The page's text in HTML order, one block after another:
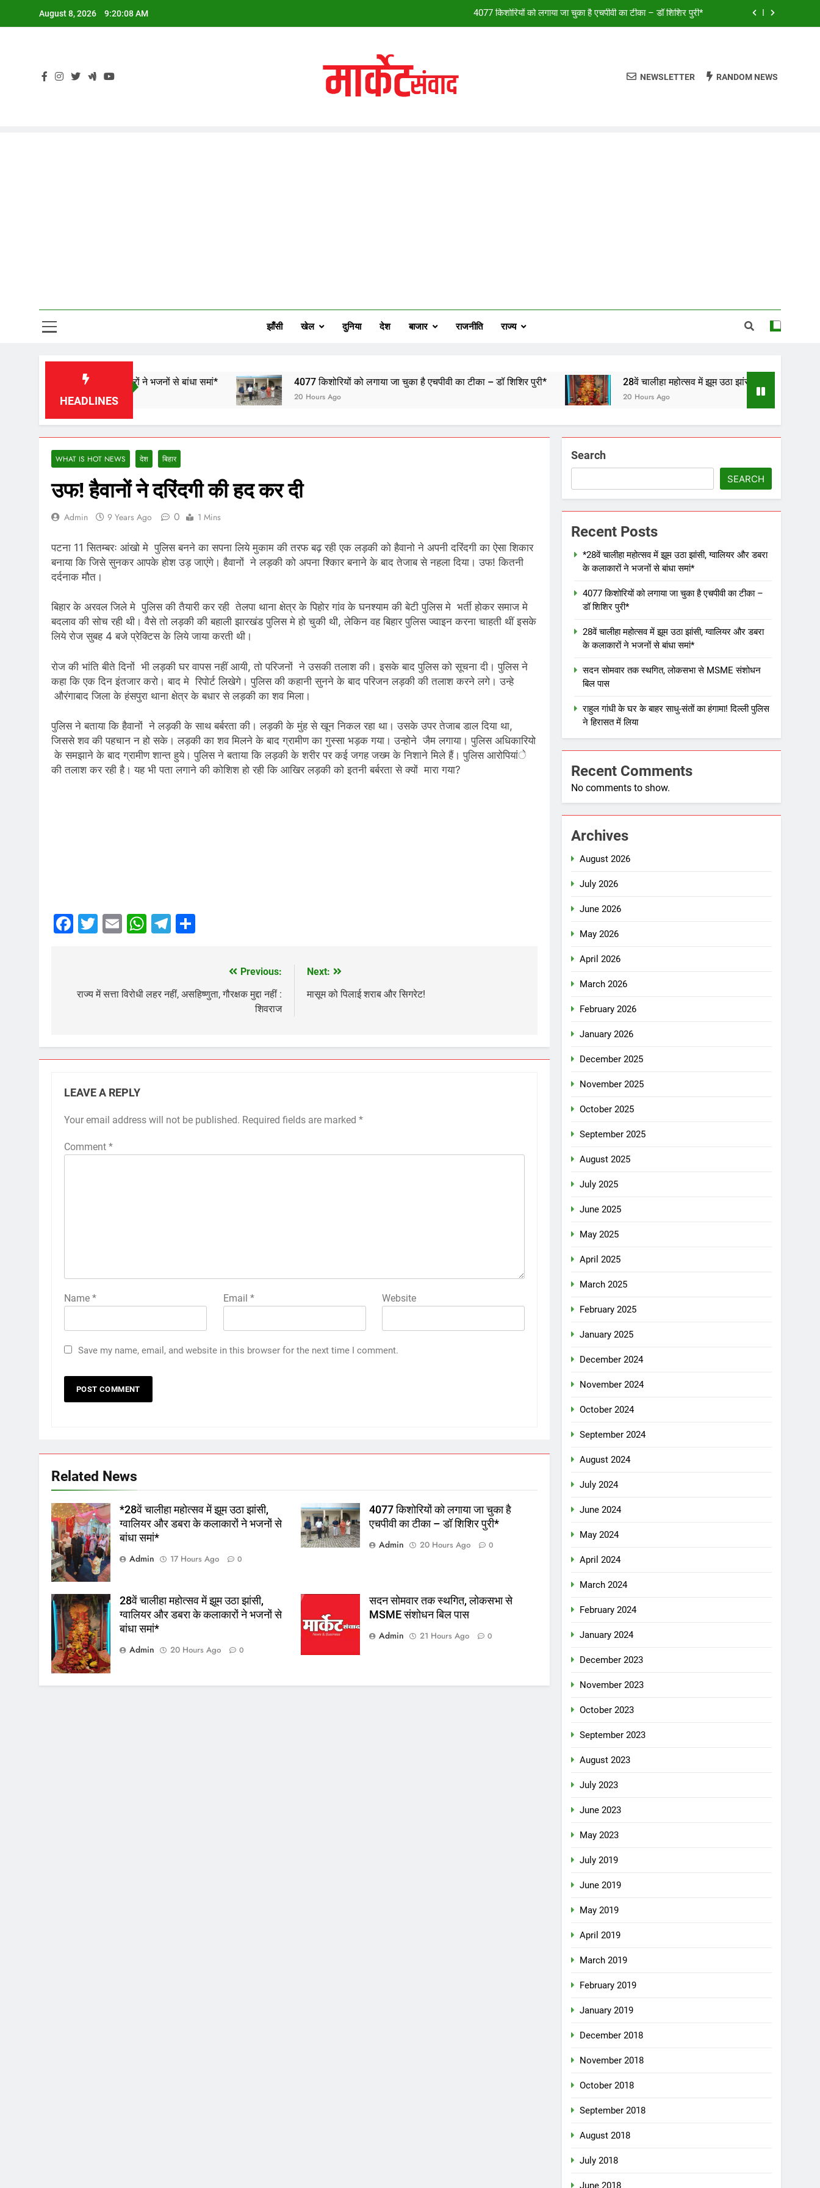
August 8, 2026 9:20:09 AM 4077 किशोरियों को लगाया जा चुका है एचपीवी का टीका – डॉ शिशिर पुरी*
*28वें चालीहा महोत्सव में झूम उठा झांसी, ग्वालियर और डबरा के कलाकारों ने भजनों से बांधा समां*
NEWSLETTER RANDOM NEWS
झाँसी खेल दुनिया देश बाजार राजनीति राज्य
HEADLINES
और डबरा के कलाकारों ने भजनों से बांधा समां* 4077 किशोरियों को लगाया जा चुका है एचपीवी का टीका – डॉ शिशिर पुरी*
20 Hours Ago
28वें चालीहा महोत्सव में झूम उठा झांसी, ग्वालियर और डबरा के कलाकारों
20 Hours Ago
WHAT IS HOT NEWS देश बिहार
उफ! हैवानों ने दरिंदगी की हद कर दी
Admin 9 Years Ago 0 1 Mins
पटना 11 सितम्बरः आंखो मे पुलिस बनने का सपना लिये मुकाम की तरफ बढ़ रही एक लड़की को हैवानो ने अपनी दरिंदगी का ऐसा शिकार
बनाया कि जिसे सुनकर आपके होश उड़ जाएंगे। हैवानों ने लड़की को अपना श्किार बनाने के बाद तेजाब से नहला दिया। उफ! कितनी
दर्दनाक मौत।
बिहार के अरवल जिले मे पुलिस की तैयारी कर रही तेलपा थाना क्षेत्र के पिहोर गांव के घनश्याम की बेटी पुलिस मे भर्ती होकर समाज मे
बदलाव की सोच रही थी। वैसे तो लड़की की बहाली झारखंड पुलिस मे हो चुकी थी, लेकिन वह बिहार पुलिस ज्वाइन करना चाहती थीं इसके
लिये रोज सुबह 4 बजे प्रेक्टिस के लिये जाया करती थी।
रोज की भांति बीते दिनों भी लड़की घर वापस नहीं आयी, तो परिजनों ने उसकी तलाश की। इसके बाद पुलिस को सूचना दी। पुलिस ने
कहा कि एक दिन इंतजार करो। बाद मे रिपोर्ट लिखेगे। पुलिस की कहानी सुनने के बाद परिजन लड़की की तलाश करने लगे। उन्हे
औरंगाबाद जिला के हंसपुरा थाना क्षेत्र के बधार से लड़की का शव मिला।
पुलिस ने बताया कि हैवानों ने लड़की के साथ बर्बरता की। लड़की के मुंह से खून निकल रहा था। उसके उपर तेजाब डाल दिया था,
जिससे शव की पहचान न हो सके। लड़की का शव मिलने के बाद ग्रामीण का गुस्सा भड़क गया। उन्होने जैम लगाया। पुलिस अधिकारियो
के समझाने के बाद ग्रामीण शान्त हुये। पुलिस ने बताया कि लड़की के शरीर पर कई जगह जख्म के निशाने मिले हैं। पुलिस आरोपियांे
की तलाश कर रही है। यह भी पता लगाने की कोशिश हो रही कि आखिर लड़की को इतनी बर्बरता से क्यों मारा गया?
Facebook
Twitter
EmailWhatsApp
Telegram
navigation
Previous:
राज्य में सत्ता विरोधी लहर नहीं, असहिष्णुता, गौरक्षक मुद्दा नहीं :
शिवराज
Next:
मासूम को पिलाई शराब और सिगरेट!
LEAVE A REPLY
Your email address will not be published. Required fields are marked *
Comment *
Name * Email * Website
Save my name, email, and website in this browser for the next time I comment.
Related News
*28वें चालीहा महोत्सव में झूम उठा झांसी,
ग्वालियर और डबरा के कलाकारों ने भजनों से
बांधा समां*
Admin
17 Hours Ago 0
4077 किशोरियों को लगाया जा चुका है
एचपीवी का टीका – डॉ शिशिर पुरी*
Admin
20 Hours Ago 0
28वें चालीहा महोत्सव में झूम उठा झांसी,
ग्वालियर और डबरा के कलाकारों ने भजनों से
बांधा समां*
Admin
20 Hours Ago 0
सदन सोमवार तक स्थगित, लोकसभा से
MSME संशोधन बिल पास
Admin
21 Hours Ago 0
Search
SEARCH
Recent Posts
*28वें चालीहा महोत्सव में झूम उठा झांसी, ग्वालियर और डबरा
के कलाकारों ने भजनों से बांधा समां*
4077 किशोरियों को लगाया जा चुका है एचपीवी का टीका –
डॉ शिशिर पुरी*
28वें चालीहा महोत्सव में झूम उठा झांसी, ग्वालियर और डबरा
के कलाकारों ने भजनों से बांधा समां*
सदन सोमवार तक स्थगित, लोकसभा से MSME संशोधन
बिल पास
राहुल गांधी के घर के बाहर साधु-संतों का हंगामा! दिल्ली पुलिस
ने हिरासत में लिया
Recent Comments
No comments to show.
Archives
August 2026
July 2026
June 2026
May 2026
April 2026
March 2026
February 2026
January 2026
December 2025
November 2025
October 2025
September 2025
August 2025
July 2025
June 2025
May 2025
April 2025
March 2025
February 2025
January 2025
December 2024
November 2024
October 2024
September 2024
August 2024
July 2024
June 2024
May 2024
April 2024
March 2024
February 2024
January 2024
December 2023
November 2023
October 2023
September 2023
August 2023
July 2023
June 2023
May 2023
July 2019
June 2019
May 2019
April 2019
March 2019
February 2019
January 2019
December 2018
November 2018
October 2018
September 2018
August 2018
July 2018
June 2018